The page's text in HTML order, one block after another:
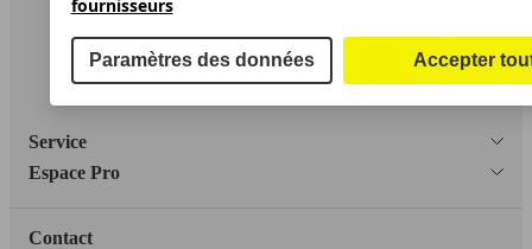
Informations légales
Protection des données
Accessibility Statement
Service
Espace Pro
Contact
fournisseurs
Paramètres des données Accepter